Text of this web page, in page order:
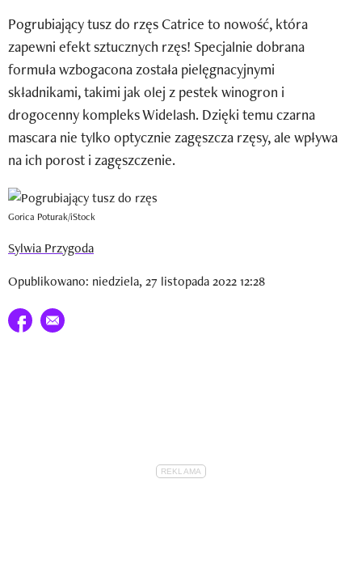
Wizaz Summer Influ School
Mój profil / Zarejestruj się
Pogrubiający tusz do rzęs Catrice to nowość, która
zapewni efekt sztucznych rzęs! Specjalnie dobrana
formuła wzbogacona została pielęgnacyjnymi
składnikami, takimi jak olej z pestek winogron i
drogocenny kompleks Widelash. Dzięki temu czarna
mascara nie tylko optycznie zagęszcza rzęsy, ale wpływa
na ich porost i zagęszczenie.
Gorica Poturak/iStock
Sylwia Przygoda
Opublikowano: niedziela, 27 listopada 2022 12:28
Udostępnij na facebook
E-mail do przyjaciela